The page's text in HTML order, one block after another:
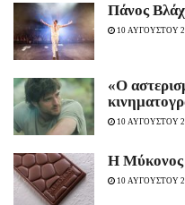
Πάνος
10 ΑΥΓΟΥΣΤΟΥ
«Ο
10 ΑΥΓΟΥΣΤΟΥ
Η Μύκονος
10 ΑΥΓΟΥΣΤΟΥ